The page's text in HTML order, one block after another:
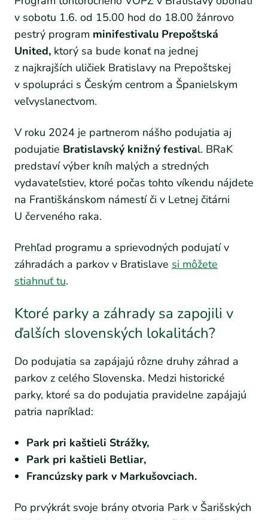
v sobotu 1.6. od 15.00 hod do 18.00 žánrovo
pestrý program minifestivalu Prepoštská
United, ktorý sa bude konať na jednej
z najkrajších uličiek Bratislavy na Prepoštskej
v spolupráci s Českým centrom a Španielskym
veľvyslanectvom.
V roku 2024 je partnerom nášho podujatia aj
podujatie Bratislavský knižný festival. BRaK
predstaví výber kníh malých a stredných
vydavateľstiev, ktoré počas tohto víkendu nájdete
na Františkánskom námestí či v Letnej čitárni
U červeného raka.
Prehľad programu a sprievodných podujatí v
záhradách a parkov v Bratislave si môžete
stiahnuť tu.
Ktoré parky a záhrady sa zapojili v
ďalších slovenských lokalitách?
Do podujatia sa zapájajú rôzne druhy záhrad a
parkov z celého Slovenska. Medzi historické
parky, ktoré sa do podujatia pravidelne zapájajú
patria napríklad:
Park pri kaštieli Strážky,
Park pri kaštieli Betliar,
Francúzsky park v Markušovciach.
Po prvýkrát svoje brány otvoria Park v Šarišských